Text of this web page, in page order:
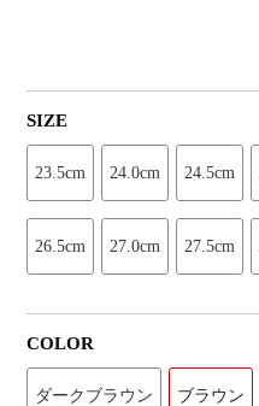
SIZE
23.5cm 24.0cm 24.5cm
26.5cm 27.0cm 27.5cm
COLOR
ダークブラウン ブラウン